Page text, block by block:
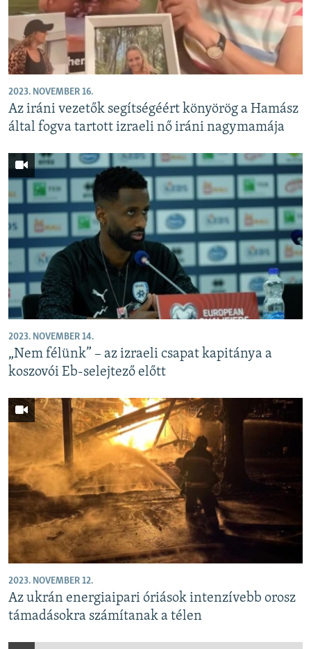
2023. NOVEMBER 16.
Az iráni vezetők segítségéért könyörög a Hamász
által fogva tartott izraeli nő iráni nagymamája
2023. NOVEMBER 14.
„Nem félünk” – az izraeli csapat kapitánya a
koszovói Eb-selejtező előtt
2023. NOVEMBER 12.
Az ukrán energiaipari óriások intenzívebb orosz
támadásokra számítanak a télen